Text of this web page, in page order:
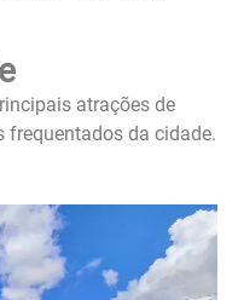
atrações de
frequentados da cidade.